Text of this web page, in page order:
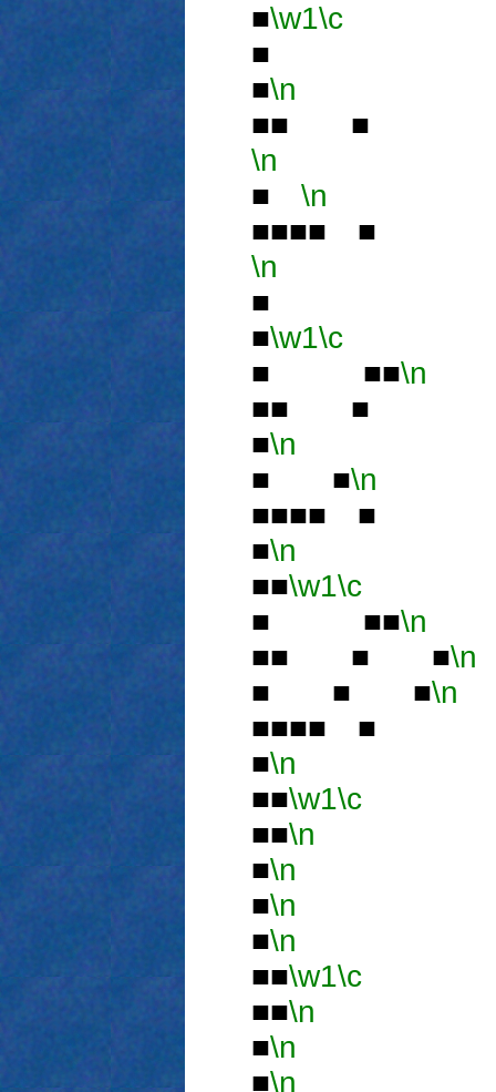
■\w1\c
■
■\n
■■ ■
\n
■ \n
■■■■ ■
\n
■
■\w1\c
■ ■■\n
■■ ■
■\n
■ ■\n
■■■■ ■
■\n
■■\w1\c
■ ■■\n
■■ ■ ■\n
■ ■ ■\n
■■■■ ■
■\n
■■\w1\c
■■\n
■\n
■\n
■\n
■■\w1\c
■■\n
■\n
■\n